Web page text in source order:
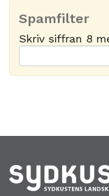
Spamfilter
Skriv siffran 8